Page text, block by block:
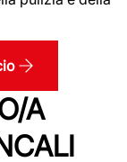
A